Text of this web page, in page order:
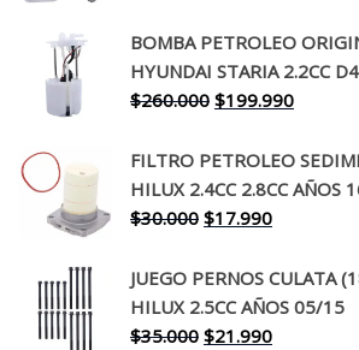
original
era:
$650.000.
actual
es:
BOMBA PETROLEO
HYUNDAI STARIA 2.2CC
$260.000 El
original
era:
$260.000.
$199.990El
actual
es:
FILTRO PETROLEO
HILUX 2.4CC 2.8CC AÑOS
$30.000 El
original
era:
$30.000.
$17.990El
actual
es:
$17.990.
JUEGO PERNOS CULATA
HILUX 2.5CC AÑOS 05/15
$35.000 El
$21.990El